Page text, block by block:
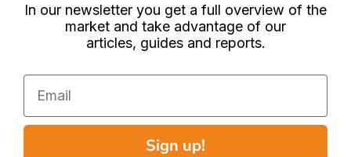
In our newsletter you get a full overview of the
market and take advantage of our
articles, guides and reports.
Email
Sign up!